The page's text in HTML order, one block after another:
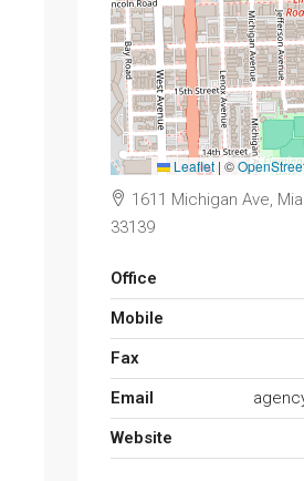
Leaflet | ©
1611 Michigan Ave,
33139
Office
Mobile
Fax
Email
Website